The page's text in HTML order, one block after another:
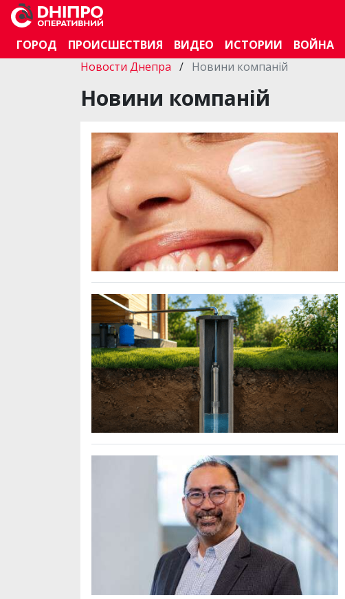
ГОРОД
ПРОИСШЕСТВИЯ ВИДЕО ИСТОРИИ ВОЙНА
Новости Днепра / Новини компаній
Новини компаній